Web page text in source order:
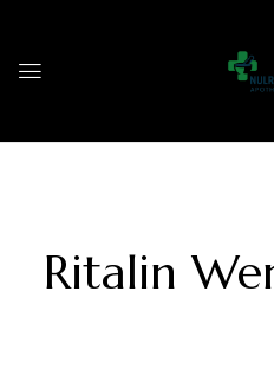
Ritalin